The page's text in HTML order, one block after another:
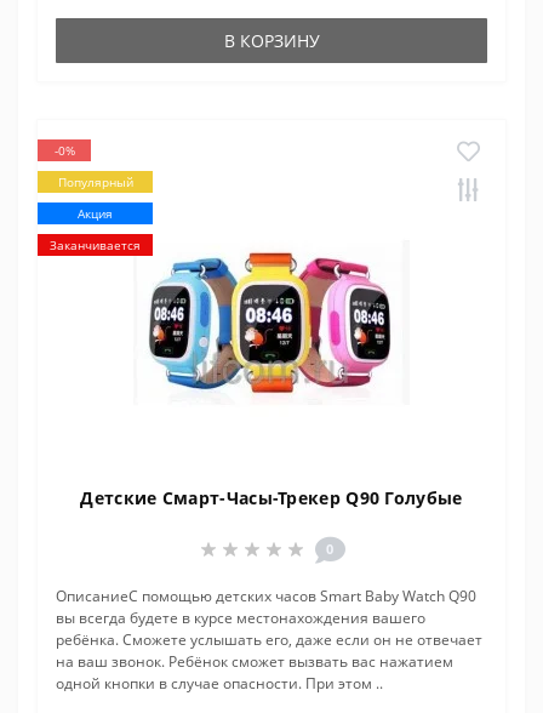
В КОРЗИНУ
-0%
Популярный
Акция
Заканчивается
Детские Смарт-Часы-Трекер Q90 Голубые
0
ОписаниеС помощью детских часов Smart Baby Watch Q90
вы всегда будете в курсе местонахождения вашего
ребёнка. Сможете услышать его, даже если он не отвечает
на ваш звонок. Ребёнок сможет вызвать вас нажатием
одной кнопки в случае опасности. При этом ..